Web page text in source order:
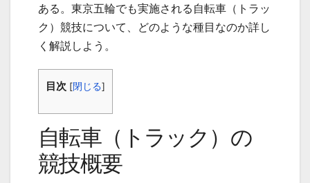
ある。東京五輪でも実施される自転車（トラッ
ク）競技について、どのような種目なのか詳し
く解説しよう。
目次 [閉じる]
自転車（トラック）の
競技概要